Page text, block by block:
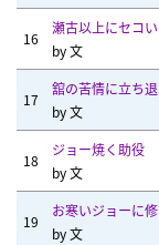
16
瀬古以上にセコ
by文
17
舘の苦情に立ち
by文
18
ジョー焼く助役
by文
19
お寒いジョーに修
by文